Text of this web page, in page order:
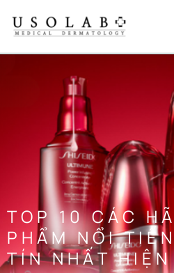
TOP 10 CÁC
PHẨM NỔI
TÍN NHẤT